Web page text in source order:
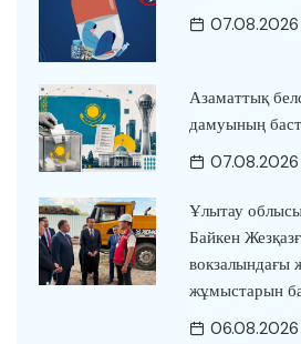
07.08.2026
Азаматтық
дамуының
07.08.2026
Ұлытау
Байкен
вокзалындағы
жұмыстарын
06.08.2026